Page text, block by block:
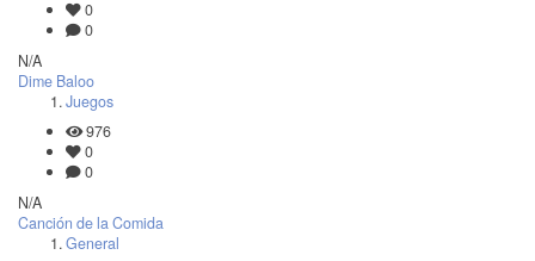
0
0
N/A
Dime Baloo
Juegos
976
0
0
N/A
Canción de la Comida
General